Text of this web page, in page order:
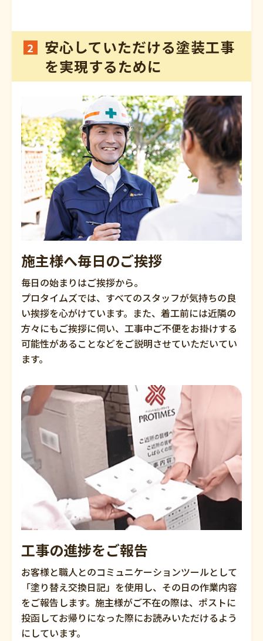
2
安心していただける塗装工事
を実現するために
施主様へ毎日のご挨拶
毎日の始まりはご挨拶から。
プロタイムズでは、すべてのスタッフが気持ちの良
い挨拶を心がけています。また、着工前には近隣の
方々にもご挨拶に伺い、工事中ご不便をお掛けする
可能性があることなどをご説明させていただいてい
ます。
工事の進捗をご報告
お客様と職人とのコミュニケーションツールとして
「塗り替え交換日記」を使用し、その日の作業内容
をご報告します。施主様がご不在の際は、ポストに
投函してお帰りになった際にお読みいただけるよう
にしています。